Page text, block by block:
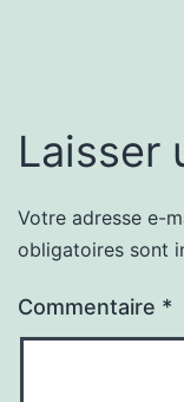
Laisser
Votre adresse e-
obligatoires sont
Commentaire *